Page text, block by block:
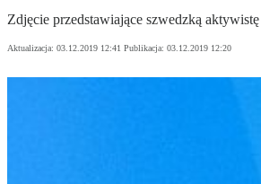
Zdjęcie przedstawiające szwedzką
Aktualizacja: 03.12.2019 12:41 Publikacja: 03.12.2019 12:20